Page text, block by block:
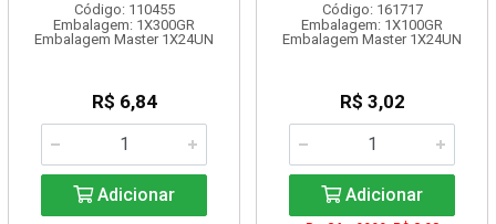
Código: 110455
Embalagem: 1X300GR
Embalagem Master 1X24UN
R$ 6,84
Adicionar
Código: 161717
Embalagem: 1X100GR
Embalagem Master 1X24UN
R$ 3,02
Adicionar